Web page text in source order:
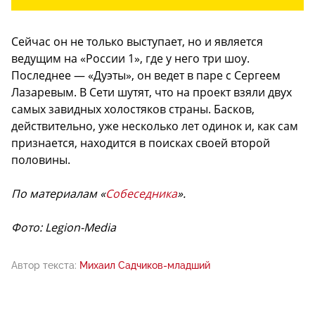
Сейчас он не только выступает, но и является
ведущим на «России 1», где у него три шоу.
Последнее — «Дуэты», он ведет в паре с Сергеем
Лазаревым. В Сети шутят, что на проект взяли двух
самых завидных холостяков страны. Басков,
действительно, уже несколько лет одинок и, как сам
признается, находится в поисках своей второй
половины.
По материалам «Собеседника».
Фото: Legion-Media
Автор текста: Михаил Садчиков-младший